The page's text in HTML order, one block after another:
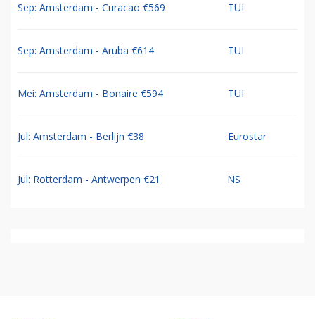
Sep: Amsterdam - Curacao €569 TUI
Sep: Amsterdam - Aruba €614 TUI
Mei: Amsterdam - Bonaire €594 TUI
Jul: Amsterdam - Berlijn €38 Eurostar
Jul: Rotterdam - Antwerpen €21 NS